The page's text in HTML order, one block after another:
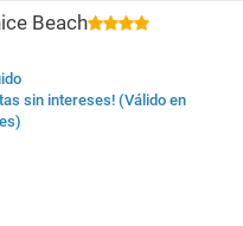
Beach
sin intereses! (Válido en